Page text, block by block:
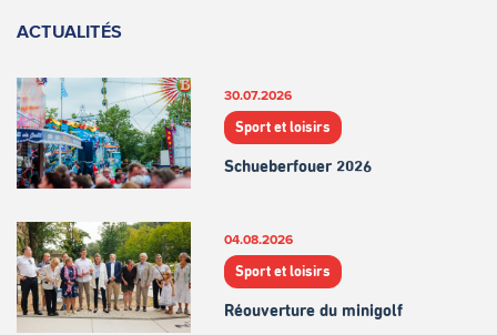
ACTUALITÉS
30.07.2026
Sport et loisirs
Schueberfouer 2026
04.08.2026
Sport et loisirs
Réouverture du minigolf